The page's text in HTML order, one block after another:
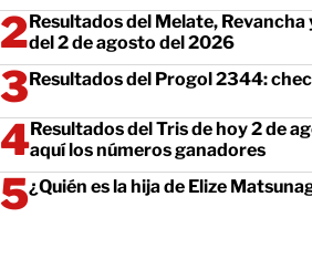
Resultados del Melate,
del 2 de agosto del 2026
Resultados del Progol 2344:
Resultados del Tris de hoy 2 de
aquí los números ganadores
¿Quién es la hija de Elize